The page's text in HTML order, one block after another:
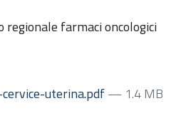
regionale farmaci oncologici
uterina.pdf— 1.4 MB